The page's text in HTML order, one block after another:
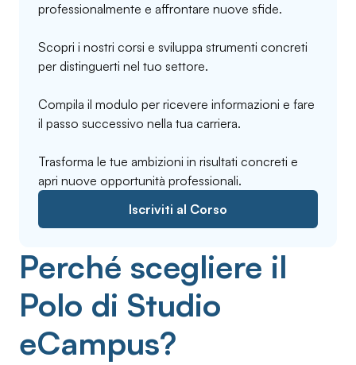
professionalmente e affrontare nuove sfide.
Scopri i nostri corsi e sviluppa strumenti concreti
per distinguerti nel tuo settore.
Compila il modulo per ricevere informazioni e fare
il passo successivo nella tua carriera.
Trasforma le tue ambizioni in risultati concreti e
apri nuove opportunità professionali.
Iscriviti al Corso
Perché scegliere il
Polo di Studio
eCampus?